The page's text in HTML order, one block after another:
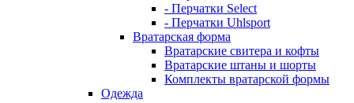
- Перчатки Select
- Перчатки Uhlsport
Вратарская форма
Вратарские свитера и кофты
Вратарские штаны и шорты
Комплекты вратарской формы
Одежда